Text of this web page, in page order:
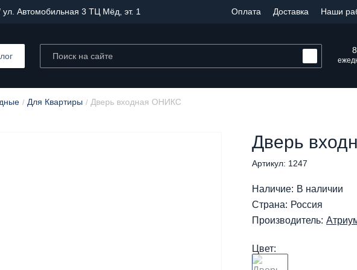
Автомобильная 3 ТЦ Мёд, эт. 1 Оплата Доставка Наши
Для Квартиры Дверь входная ОНИКС
Дверь
Артикул: 1247
Наличие: В наличии
Страна: Россия
Производитель:
Цвет: